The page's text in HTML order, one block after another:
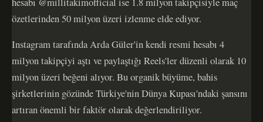
özetlerinden 50 milyon üzeri izlenme elde ediyor.
Instagram tarafında Arda Güler'in kendi resmi hesabı 4
milyon takipçiyi aştı ve paylaştığı Reels'ler düzenli olarak 10
milyon üzeri beğeni alıyor. Bu organik büyüme, bahis
şirketlerinin gözünde Türkiye'nin Dünya Kupası'ndaki şansını
artıran önemli bir faktör olarak değerlendiriliyor.